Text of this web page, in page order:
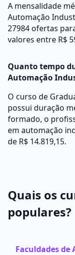
A mensalidade
Automação
27984 ofertas
valores entre R$
Quanto tempo
Automação
O curso de
possui duração
formado, o
em automação
de R$ 14.819,15.
Quais os
populares?
Faculdades